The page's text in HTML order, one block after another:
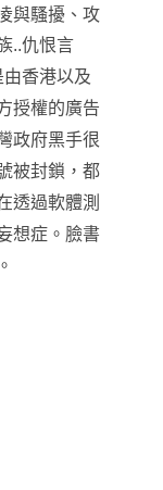
與騷擾、攻
..仇恨言
香港以及
授權的廣告
政府黑手很
被封鎖，都
透過軟體測
想症。臉書